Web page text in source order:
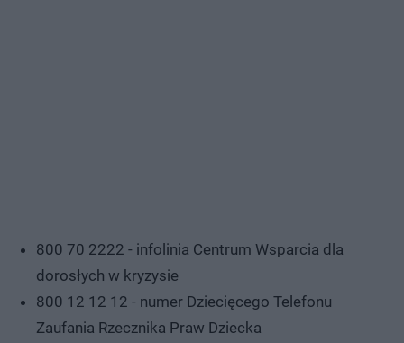
800 70 2222 - infolinia Centrum Wsparcia dla
dorosłych w kryzysie
800 12 12 12 - numer Dziecięcego Telefonu
Zaufania Rzecznika Praw Dziecka